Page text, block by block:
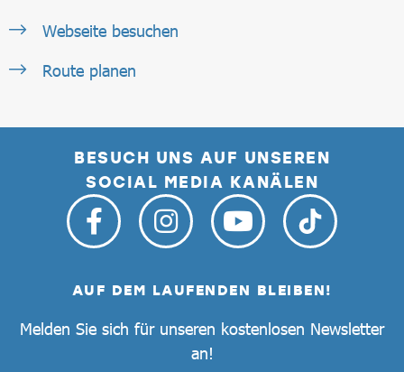
Webseite besuchen
Route planen
BESUCH UNS AUF UNSEREN
SOCIAL MEDIA KANÄLEN
AUF DEM LAUFENDEN BLEIBEN!
Melden Sie sich für unseren kostenlosen Newsletter
an!